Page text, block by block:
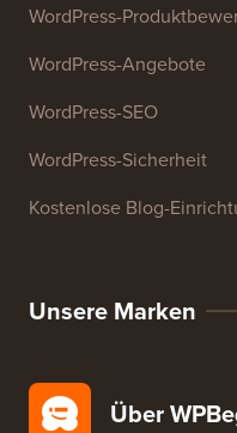
WordPress-
WordPress-Angebote
WordPress-SEO
WordPress-Sicherheit
Kostenlose Blog-
Unsere Marken
Über